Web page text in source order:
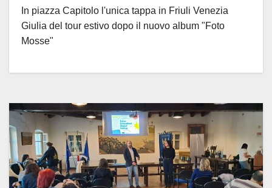
In piazza Capitolo l'unica tappa in Friuli Venezia
Giulia del tour estivo dopo il nuovo album "Foto
Mosse"